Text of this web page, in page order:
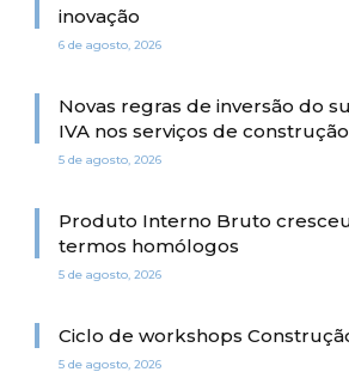
inovação
6 de agosto, 2026
Novas regras de inversão do
IVA nos serviços de
5 de agosto, 2026
Produto Interno Bruto
termos homólogos
5 de agosto, 2026
Ciclo de workshops
5 de agosto, 2026